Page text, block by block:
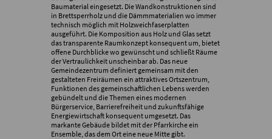
Baumaterial eingesetzt. Die Wandkonstruktionen sind
in Brettsperrholz und die Dämmmaterialien wo immer
technisch möglich mit Holzweichfaserplatten
ausgeführt. Die Komposition aus Holz und Glas setzt
das transparente Raumkonzept konsequent um, bietet
offene Durchblicke wo gewünscht und schließt Räume
der Vertraulichkeit unscheinbar ab. Das neue
Gemeindezentrum definiert gemeinsam mit den
gestalteten Freiräumen ein attraktives Ortszentrum,
Funktionen des gemeinschaftlichen Lebens werden
gebündelt und die Themen eines modernen
Bürgerservice, Barrierefreiheit und zukunftsfähige
Energiewirtschaft konsequent umgesetzt. Das
markante Gebäude bildet mit der Pfarrkirche ein
Ensemble, das dem Ort eine neue Mitte gibt.